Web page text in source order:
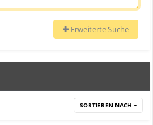
Erweiterte Suche
SORTIEREN NACH